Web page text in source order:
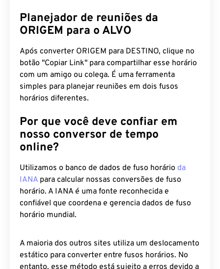
Planejador de reuniões da
ORIGEM para o ALVO
Após converter ORIGEM para DESTINO, clique no
botão "Copiar Link" para compartilhar esse horário
com um amigo ou colega. É uma ferramenta
simples para planejar reuniões em dois fusos
horários diferentes.
Por que você deve confiar em
nosso conversor de tempo
online?
Utilizamos o banco de dados de fuso horário da
IANA para calcular nossas conversões de fuso
horário. A IANA é uma fonte reconhecida e
confiável que coordena e gerencia dados de fuso
horário mundial.
A maioria dos outros sites utiliza um deslocamento
estático para converter entre fusos horários. No
entanto, esse método está sujeito a erros devido a